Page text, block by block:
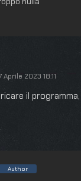
Aprile 2023 18:11
il
Author